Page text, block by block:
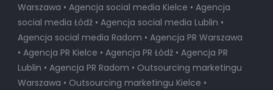
Warszawa • Agencja social media Kielce • Agencja
social media Łódź • Agencja social media Lublin •
Agencja social media Radom • Agencja PR Warszawa
• Agencja PR Kielce • Agencja PR Łódź • Agencja PR
Lublin • Agencja PR Radom • Outsourcing marketingu
Warszawa • Outsourcing marketingu Kielce •